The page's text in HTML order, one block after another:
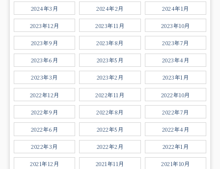
2024年3月 2024年2月 2024年1月
2023年12月 2023年11月 2023年10月
2023年9月 2023年8月 2023年7月
2023年6月 2023年5月 2023年4月
2023年3月 2023年2月 2023年1月
2022年12月 2022年11月 2022年10月
2022年9月 2022年8月 2022年7月
2022年6月 2022年5月 2022年4月
2022年3月 2022年2月 2022年1月
2021年12月 2021年11月 2021年10月